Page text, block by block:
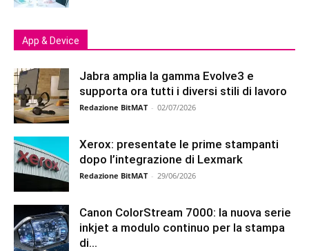
App & Device
Jabra amplia la gamma Evolve3 e
supporta ora tutti i diversi stili di lavoro
Redazione BitMAT - 02/07/2026
Xerox: presentate le prime stampanti
dopo l’integrazione di Lexmark
Redazione BitMAT - 29/06/2026
Canon ColorStream 7000: la nuova serie
inkjet a modulo continuo per la stampa
di...